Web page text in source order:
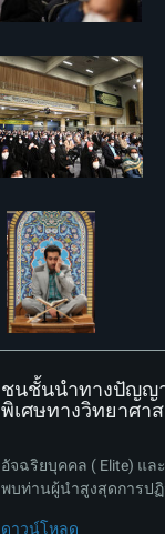
ชนชั้นนำทางปัญญ
พิเศษทางวิทยาศา
อัจฉริยบุคคล ( Elite) แล
พบท่านผู้นำสูงสุดการป
ดาวน์โหลด